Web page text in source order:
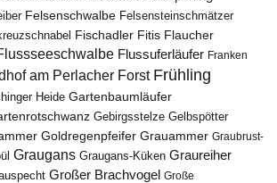
Felsenschwalbe Felsensteinschmätzer
Fischadler Fitis Flaucher
Flussuferläufer Franken
am Perlacher Forst Frühling
Heide Gartenbaumläufer
Gebirgsstelze Gelbspötter
Goldregenpfeifer Grauammer Graubrust-
Graugans Graugans-Küken Graureiher
Großer Brachvogel Große